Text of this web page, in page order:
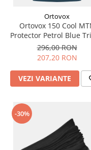
Ortovox
Ortovox 150 Cool
Protector Petrol Blue
Merino Multisport
296,00 RON
207,20 RON
VEZI VARIANTE
-30%